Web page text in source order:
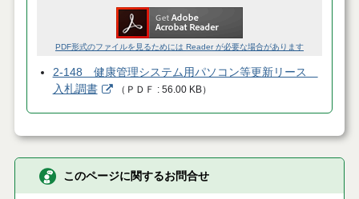
PDF形式のファイルを見るためには Reader が必要な場合があります
2-148 健康管理システム用パソコン等更新リース
入札調書
（ ＰＤＦ 56.00 KB）
このページに関するお問合せ